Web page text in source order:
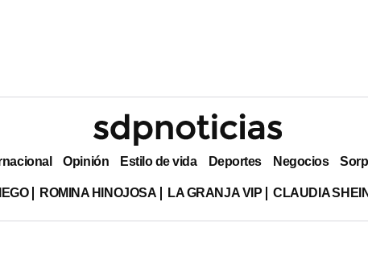
Opinión Estilo de vida Deportes Negocios
ROMINA HINOJOSA LA GRANJA VIP CLAUDIA